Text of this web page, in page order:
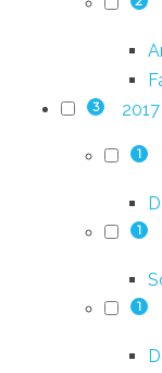
3 2017
1
1
1